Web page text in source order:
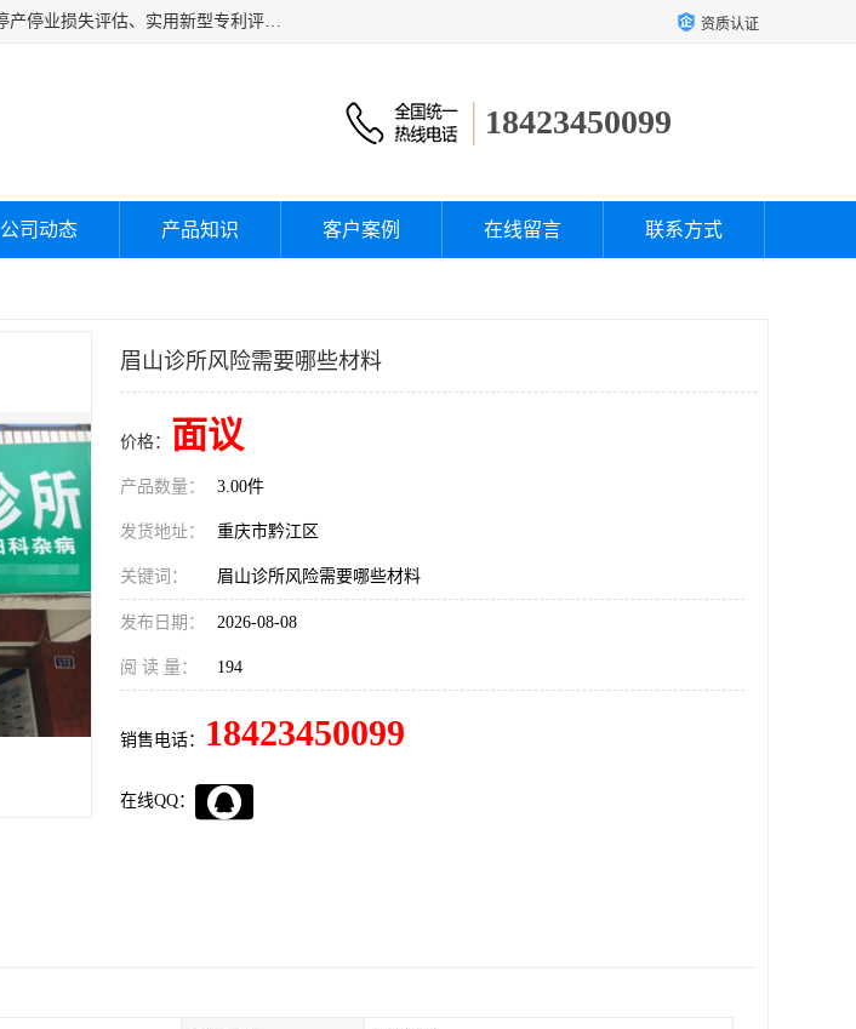
海润资产评估公司从事厂房拆迁评估、厂房资产评估、无形资产评估、房屋资产评估、企业停产停业损失评估、实用新型专利评估、果园资产评估、盆景价值评估、鱼塘资产评估等资产评估；从成立至今我司已经服务了全国几千家公司企业和事业单位，我们有着丰富的房屋、厂房、园林、企业拆迁等评估经验。 资质认证
18423450099
公司动态 产品知识 客户案例 在线留言 联系方式
眉山诊所风险需要哪些材料
价格： 面议
产品数量： 3.00件
发货地址： 重庆市黔江区
关键词： 眉山诊所风险需要哪些材料
发布日期： 2026-08-08
阅 读 量： 194
销售电话： 18423450099
在线QQ：